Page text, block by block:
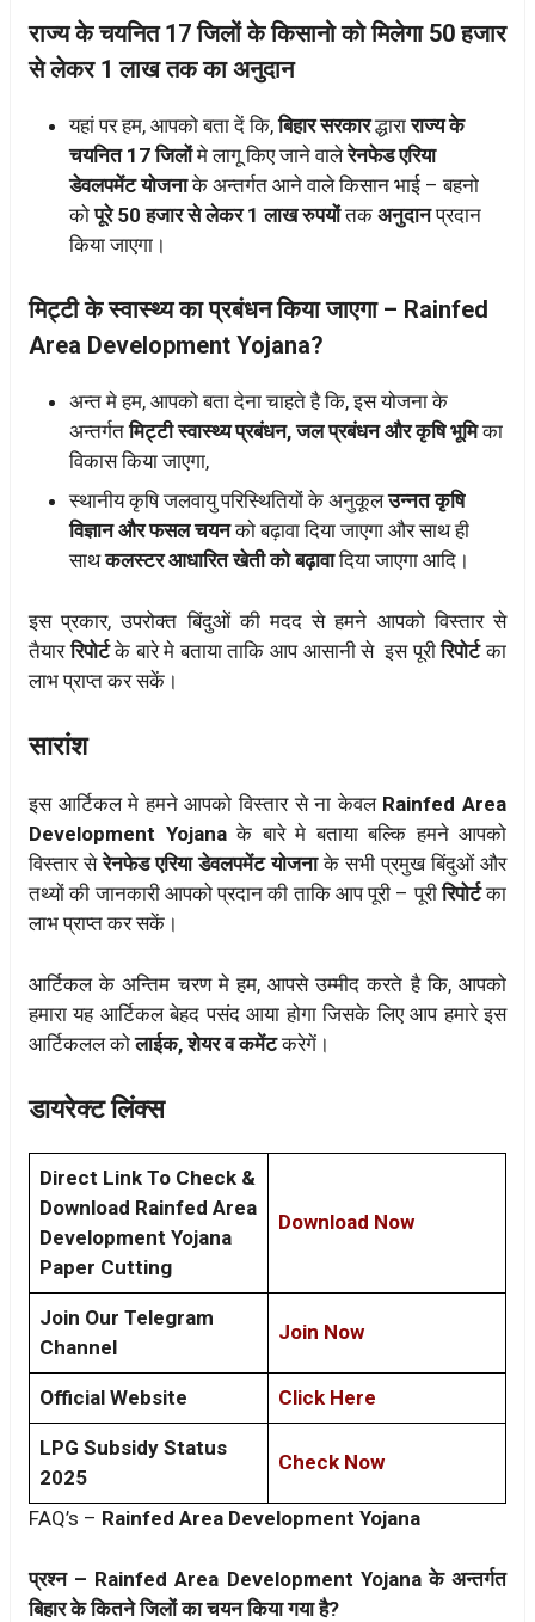
राज्य के चयनित 17 जिलों के किसानो को मिलेगा 50 हजार
से लेकर 1 लाख तक का अनुदान
यहां पर हम, आपको बता दें कि,बिहार सरकारद्धाराराज्य के
चयनित 17 जिलोंमे लागू किए जाने वालेरेनफेड एरिया
डेवलपमेंट योजनाके अन्तर्गत आने वाले किसान भाई – बहनो
कोपूरे 50 हजार से लेकर 1 लाख रुपयोंतक अनुदानप्रदान
किया जाएगा।
मिट्टी के स्वास्थ्य का प्रबंधन किया जाएगा – Rainfed
Area Development Yojana?
अन्त मे हम, आपको बता देना चाहते है कि, इस योजना के
अन्तर्गतमिट्टी स्वास्थ्य प्रबंधन, जल प्रबंधन और कृषि भूमिका
विकास किया जाएगा,
स्थानीय कृषि जलवायु परिस्थितियों के अनुकूलउन्नत कृषि
विज्ञान और फसल चयनको बढ़ावा दिया जाएगा और साथ ही
साथकलस्टर आधारित खेती को बढ़ावादिया जाएगा आदि।
इस प्रकार, उपरोक्त बिंदुओं की मदद से हमने आपको विस्तार से
तैयाररिपोर्टके बारे मे बताया ताकि आप आसानी से इस पूरीरिपोर्टका
लाभ प्राप्त कर सकें।
सारांश
इस आर्टिकल मे हमने आपको विस्तार से ना केवल Rainfed Area
Development Yojanaके बारे मे बताया बल्कि हमने आपको
विस्तार सेरेनफेड एरिया डेवलपमेंट योजनाके सभी प्रमुख बिंदुओं और
तथ्यों की जानकारी आपको प्रदान की ताकि आप पूरी – पूरीरिपोर्टका
लाभ प्राप्त कर सकें।
आर्टिकल के अन्तिम चरण मे हम, आपसे उम्मीद करते है कि, आपको
हमारा यह आर्टिकल बेहद पसंद आया होगा जिसके लिए आप हमारे इस
आर्टिकलल कोलाईक, शेयर व कमेंटकरेगें।
डायरेक्ट लिंक्स
Direct Link To Check &
Download Rainfed Area
Development Yojana
Paper Cutting
Download Now
Join Our Telegram
Channel
Join Now
Official Website Click Here
LPG Subsidy Status
2025
Check Now
FAQ’s – Rainfed Area Development Yojana
प्रश्न – Rainfed Area Development Yojana के अन्तर्गत
बिहार के कितने जिलों का चयन किया गया है?